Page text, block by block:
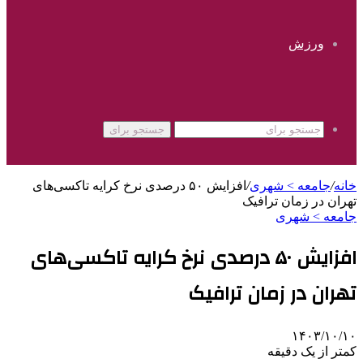
ورزش
جستجو برای
خانه/جامعه > شهری/
افزایش ۵۰ درصدی نرخ کرایه تاکسی‌های
تهران در زمان ترافیک
جامعه > شهری
افزایش ۵۰ درصدی نرخ کرایه تاکسی‌های
تهران در زمان ترافیک
۱۴۰۳/۱۰/۱۰
کمتر از یک دقیقه